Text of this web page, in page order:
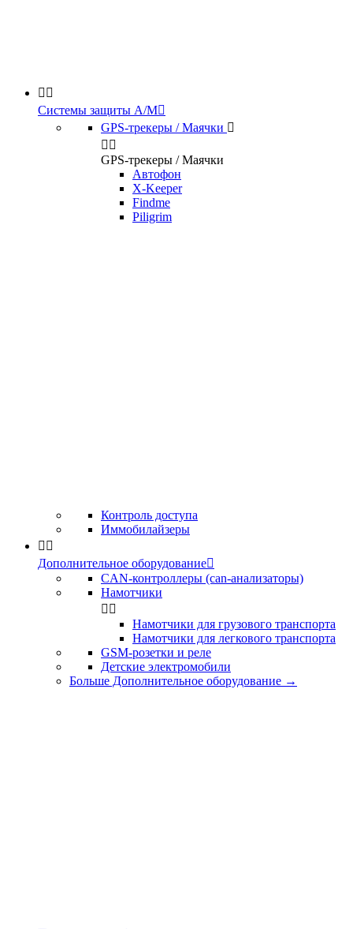
 
Системы защиты А/М
GPS-трекеры / Маячки 
 
GPS-трекеры / Маячки
Автофон
X-Keeper
Findme
Piligrim
Контроль доступа
Иммобилайзеры
 
Дополнительное оборудование
CAN-контроллеры (can-анализаторы)
Намотчики
 
Намотчики для грузового транспорта
Намотчики для легкового транспорта
GSM-розетки и реле
Детские электромобили
Больше Дополнительное оборудование →